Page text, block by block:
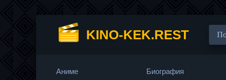
KINO-KEK.REST
Аниме
Биография